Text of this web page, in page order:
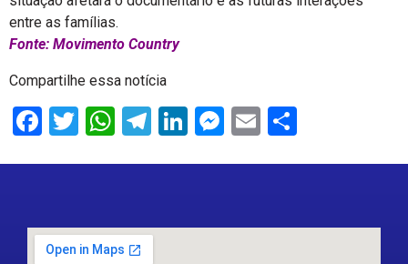
entre as famílias.
Fonte: Movimento Country
Compartilhe essa notícia
Facebook
Twitter
WhatsApp
Telegram
LinkedIn
Messenger
Email